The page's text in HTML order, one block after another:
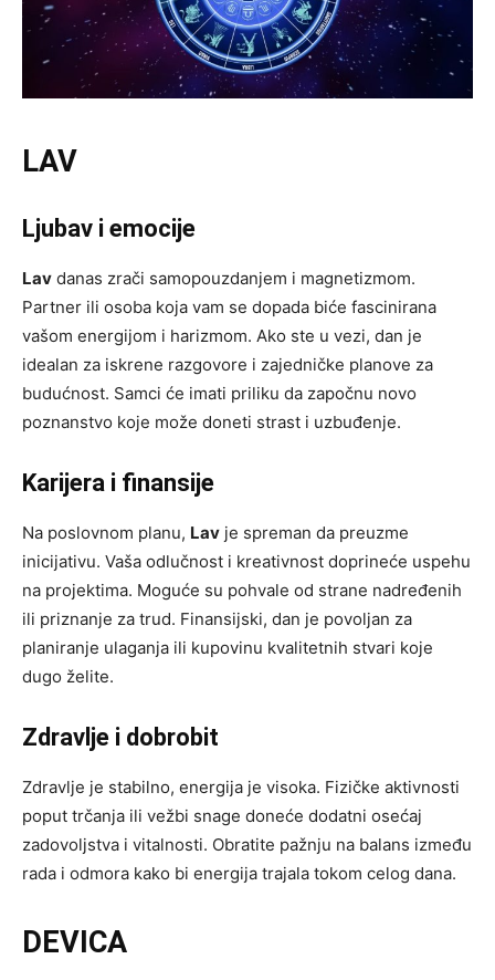
LAV
Ljubav i emocije
Lav danas zrači samopouzdanjem i magnetizmom.
Partner ili osoba koja vam se dopada biće fascinirana
vašom energijom i harizmom. Ako ste u vezi, dan je
idealan za iskrene razgovore i zajedničke planove za
budućnost. Samci će imati priliku da započnu novo
poznanstvo koje može doneti strast i uzbuđenje.
Karijera i finansije
Na poslovnom planu, Lav je spreman da preuzme
inicijativu. Vaša odlučnost i kreativnost doprineće uspehu
na projektima. Moguće su pohvale od strane nadređenih
ili priznanje za trud. Finansijski, dan je povoljan za
planiranje ulaganja ili kupovinu kvalitetnih stvari koje
dugo želite.
Zdravlje i dobrobit
Zdravlje je stabilno, energija je visoka. Fizičke aktivnosti
poput trčanja ili vežbi snage doneće dodatni osećaj
zadovoljstva i vitalnosti. Obratite pažnju na balans između
rada i odmora kako bi energija trajala tokom celog dana.
DEVICA